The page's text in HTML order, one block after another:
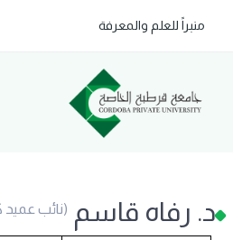
منبراً للعلم والمعرفة
د. رفاه قاسم (نائب عميد